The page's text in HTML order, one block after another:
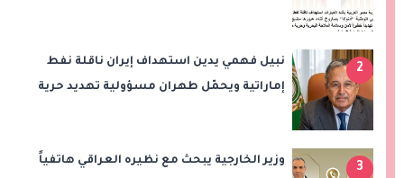
2
نبيل فهمي يدين استهداف إيران ناقلة نفط
إماراتية ويحمّل طهران مسؤولية تهديد حرية
3
وزير الخارجية يبحث مع نظيره العراقي هاتفياً